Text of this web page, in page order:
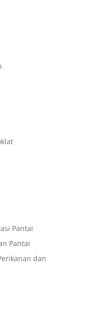
Pantai
Pantai
dan